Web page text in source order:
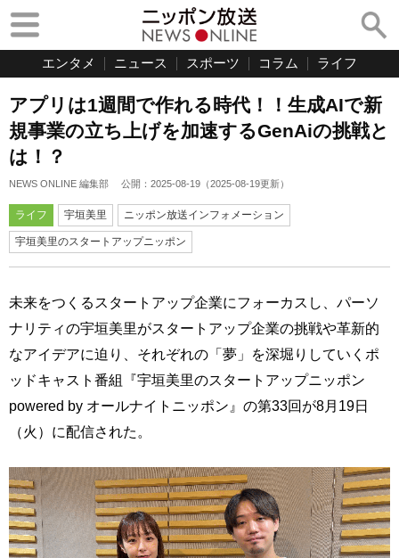
エンタメ ニュース スポーツ コラム ライフ
アプリは1週間で作れる時代！！生成AIで新
規事業の立ち上げを加速するGenAiの挑戦と
は！？
NEWS ONLINE 編集部 公開： 2025-08-19 （2025-08-19更新）
ライフ 宇垣美里 ニッポン放送インフォメーション
宇垣美里のスタートアップニッポン
未来をつくるスタートアップ企業にフォーカスし、パーソ
ナリティの宇垣美里がスタートアップ企業の挑戦や革新的
なアイデアに迫り、それぞれの「夢」を深堀りしていくポ
ッドキャスト番組『宇垣美里のスタートアップニッポン
powered by オールナイトニッポン』の第33回が8月19日
（火）に配信された。